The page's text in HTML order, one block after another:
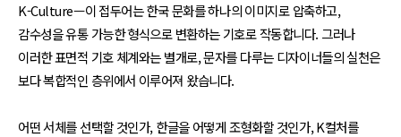
K-Culture—이 접두어는 한국 문화를 하나의 이미지로 압축하고,
감수성을 유통 가능한 형식으로 변환하는 기호로 작동합니다. 그러나
이러한 표면적 기호 체계와는 별개로, 문자를 다루는 디자이너들의 실천은
보다 복합적인 층위에서 이루어져 왔습니다.
어떤 서체를 선택할 것인가, 한글을 어떻게 조형화할 것인가, K컬처를